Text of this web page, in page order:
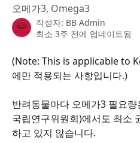
오메가3, Omega3
작성자: BB Admin
최소 3주 전에 업데이트됨
(Note: This is applicable to
에만 적용되는 사항입니다.)
반려동물마다 오메가3 필요
국립연구위원회)에서도 최소
하고 있지 않습니다.